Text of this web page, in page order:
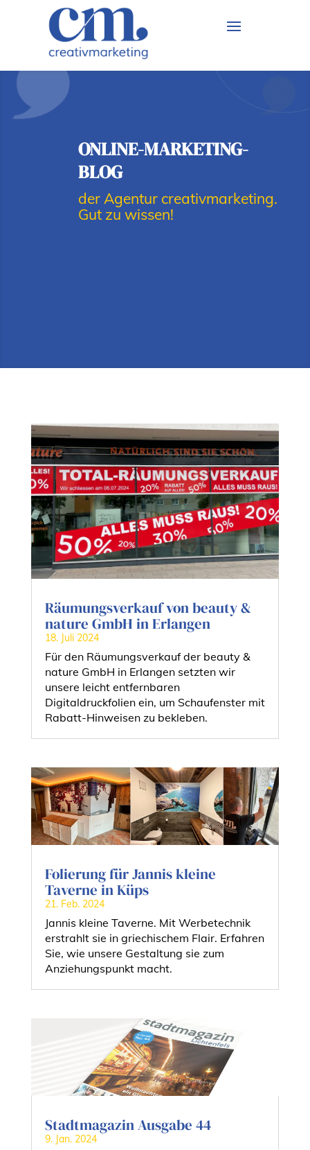
ONLINE-MARKETING-
BLOG
der Agentur creativmarketing.
Gut zu wissen!
Räumungsverkauf von beauty &
nature GmbH in Erlangen
18. Juli 2024
Für den Räumungsverkauf der beauty &
nature GmbH in Erlangen setzten wir
unsere leicht entfernbaren
Digitaldruckfolien ein, um Schaufenster mit
Rabatt-Hinweisen zu bekleben.
Folierung für Jannis kleine
Taverne in Küps
21. Feb. 2024
Jannis kleine Taverne. Mit Werbetechnik
erstrahlt sie in griechischem Flair. Erfahren
Sie, wie unsere Gestaltung sie zum
Anziehungspunkt macht.
Stadtmagazin Ausgabe 44
9. Jan. 2024